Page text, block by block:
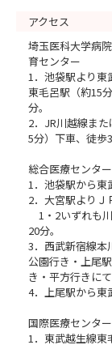
アクセス
埼玉医科大学病
育センター
1．池袋駅より東
東毛呂駅（約15
分。
2．JR川越線ま
5分）下車、徒歩
総合医療センタ
1．池袋駅から東
2．大宮駅よりＪ
1・2いずれも
20分。
3．西武新宿線本
公園行き・上尾
き・平方行きにて
4．上尾駅から東
国際医療センター
1．東武越生線東